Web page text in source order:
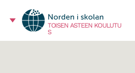
TOISEN ASTEEN KOULUTU
S